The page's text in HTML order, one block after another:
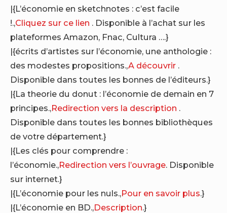
|{L’économie en sketchnotes : c’est facile
!.,Cliquez sur ce lien . Disponible à l’achat sur les
plateformes Amazon, Fnac, Cultura ….}
|{écrits d’artistes sur l’économie, une anthologie :
des modestes propositions.,A découvrir .
Disponible dans toutes les bonnes de l’éditeurs.}
|{La theorie du donut : l’économie de demain en 7
principes.,Redirection vers la description .
Disponible dans toutes les bonnes bibliothèques
de votre département.}
|{Les clés pour comprendre :
l’économie.,Redirection vers l’ouvrage. Disponible
sur internet.}
|{L’économie pour les nuls.,Pour en savoir plus.}
|{L’économie en BD.,Description.}